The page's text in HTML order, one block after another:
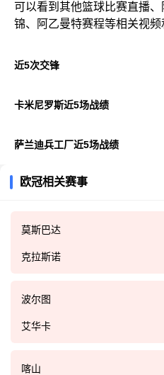
可以看到其他篮球比赛直播
锦、阿乙曼特赛程等相关视频
近5次交锋
卡米尼罗斯近5场战绩
萨兰迪兵工厂近5场战绩
欧冠相关赛事
莫斯巴达
克拉斯诺
波尔图
艾华卡
喀山